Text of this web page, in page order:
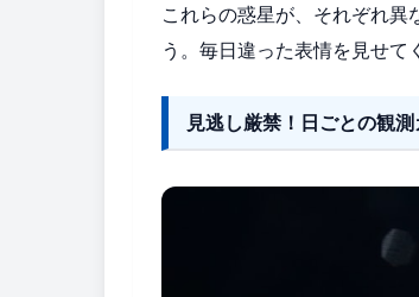
これらの惑星が、それぞれ
う。毎日違った表情を見せて
見逃し厳禁！日ごとの観測